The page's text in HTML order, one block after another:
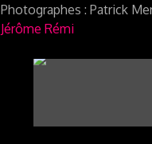
Photographes : Patrick
Jérôme Rémi